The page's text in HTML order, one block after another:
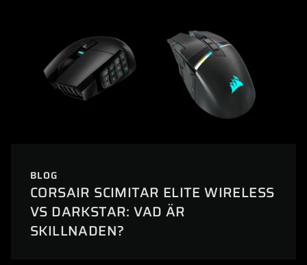
BLOG
CORSAIR SCIMITAR ELITE WIRELESS
VS DARKSTAR: VAD ÄR
SKILLNADEN?